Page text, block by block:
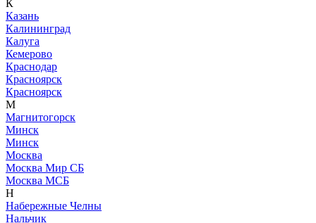
К
Казань
Калининград
Калуга
Кемерово
Краснодар
Красноярск
Красноярск
М
Магнитогорск
Минск
Минск
Москва
Москва Мир СБ
Москва МСБ
Н
Набережные Челны
Нальчик